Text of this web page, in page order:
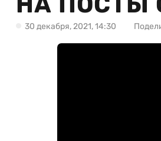
30 декабря, 2021, 14:30